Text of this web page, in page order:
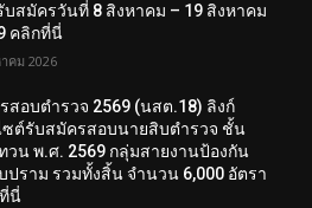
บสมัครวันที่ 8 สิงหาคม – 19 สิงหาคม
คลิกที่นี่
คม 2026
สอบตํารวจ 2569 (นสต.18) ลิงก์
ซต์รับสมัครสอบนายสิบตำรวจ ชั้น
วน พ.ศ. 2569 กลุ่มสายงานป้องกัน
ปราม รวมทั้งสิ้น จำนวน 6,000 อัตรา
นี่